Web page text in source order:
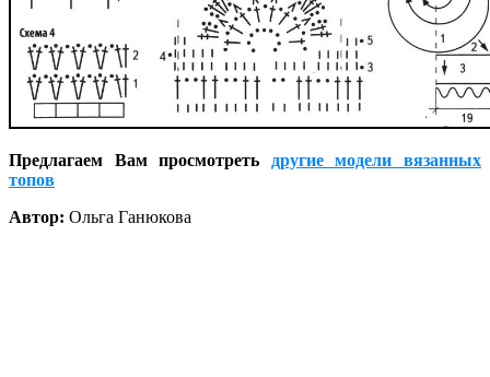
Предлагаем Вам просмотреть другие модели вязанных
топов
Автор: Ольга Ганюкова